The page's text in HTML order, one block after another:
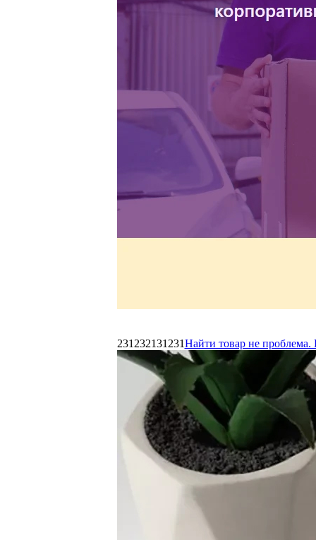
231232131231Найти товар не проблема.